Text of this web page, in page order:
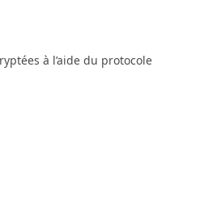
à l’aide du protocole